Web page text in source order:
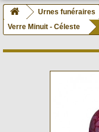
Urnes funéraires
Verre Minuit - Céleste